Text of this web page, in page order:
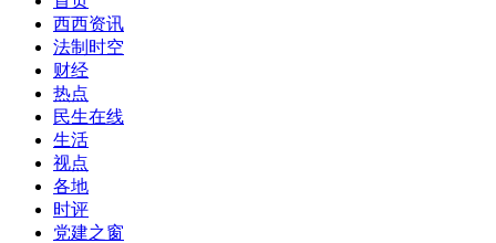
西西资讯
法制时空
财经
热点
民生在线
生活
视点
各地
时评
党建之窗